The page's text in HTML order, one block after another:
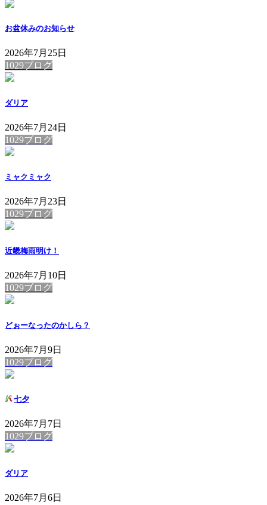
お盆休みのお知らせ
2026年7月25日
1029ブログ
ダリア
2026年7月24日
1029ブログ
ミャクミャク
2026年7月23日
1029ブログ
近畿梅雨明け！
2026年7月10日
1029ブログ
どぉーなったのかしら？
2026年7月9日
1029ブログ
七夕
2026年7月7日
1029ブログ
ダリア
2026年7月6日